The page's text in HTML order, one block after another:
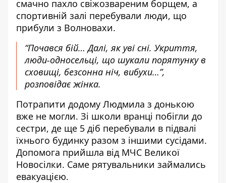
смачно пахло свіжозвареним борщем, а
спортивній залі перебували люди, що
прибули з Волновахи.
“Почався бій… Далі, як уві сні. Укриття,
люди-односельці, що шукали порятунку в
сховищі, безсонна ніч, вибухи…”,
розповідає жінка.
Потрапити додому Людмила з донькою
вже не могли. Зі школи вранці побігли до
сестри, де ще 5 діб перебували в підвалі
їхнього будинку разом з іншими сусідами.
Допомога прийшла від МЧС Великої
Новосілки. Саме рятувальники займались
евакуацією.